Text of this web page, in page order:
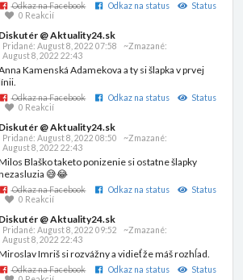
Odkaz na Facebook Odkaz na status
Status
0 Reakcií
Diskutér @ Aktuality24.sk
Pridané:August 8, 2022 07:58
~Zmazané:
August 8, 2022 22:43
Kamenská Adamekova a ty si šlapka v prvej
Odkaz na Facebook Odkaz na status
Status
0 Reakcií
Diskutér @ Aktuality24.sk
Pridané:August 8, 2022 08:50
~Zmazané:
August 8, 2022 22:43
Blaško taketo ponizenie si ostatne šlapky
😅😂
Odkaz na Facebook Odkaz na status
Status
0 Reakcií
Diskutér @ Aktuality24.sk
Pridané:August 8, 2022 09:52
~Zmazané:
August 8, 2022 22:43
Imriš si rozvážny a vidieť že máš rozhĺad.
Odkaz na Facebook Odkaz na status
Status